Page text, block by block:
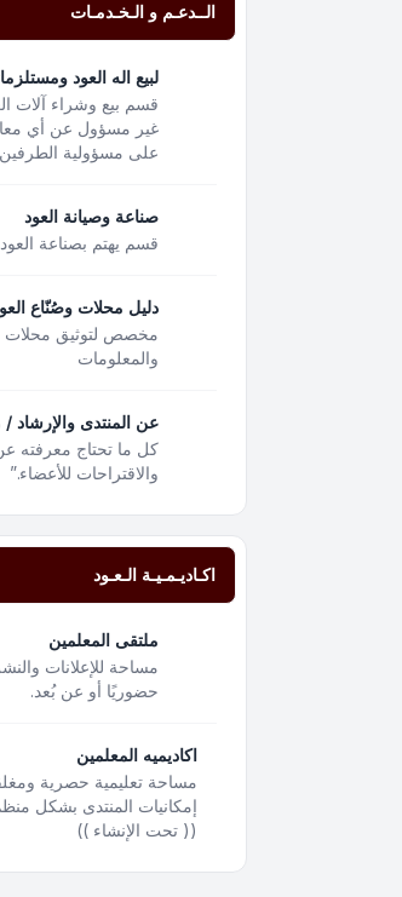
الــدعـم و الـخـدمـات
لبيع اله العود
قسم بيع وشراء آلات
غير مسؤول عن أي
على مسؤولية
صناعة وصيانة العود
قسم يهتم بصناعة
دليل محلات وصُنّاع
مخصص لتوثيق محلات
والمعلومات
عن المنتدى والإرشاد /
كل ما تحتاج معرفته
والاقتراحات للأعضاء.”
اكـاديـمـيـة الـعـود
ملتقى المعلمين
مساحة للإعلانات
حضوريًا أو عن بُعد.
اكاديميه المعلمين
مساحة تعليمية حصرية
إمكانيات المنتدى بشكل
(( تحت الإنشاء ))